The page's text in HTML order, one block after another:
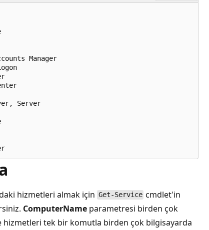
Manager
Server
hizmetleri almak için Get-Service cmdlet'in
ComputerName parametresi birden çok
hizmetleri tek bir komutla birden çok bilgisayarda